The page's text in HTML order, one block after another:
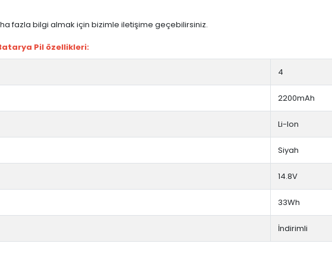
fazla bilgi almak için bizimle iletişime geçebilirsiniz.
Batarya Pil özellikleri:
4
2200mAh
Li-Ion
Siyah
14.8V
33Wh
İndirimli